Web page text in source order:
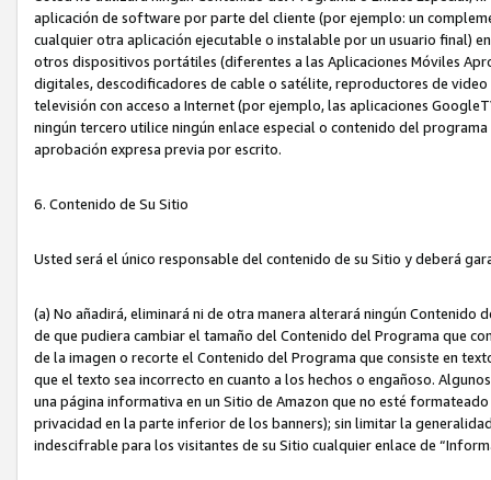
aplicación de software por parte del cliente (por ejemplo: un
cualquier otra aplicación ejecutable o instalable por un usuario final)
otros dispositivos portátiles (diferentes a las Aplicaciones Móviles
digitales, descodificadores de cable o satélite, reproductores de
televisión con acceso a Internet (por ejemplo, las aplicaciones
ningún tercero utilice ningún enlace especial o contenido del
aprobación expresa previa por escrito.
6. Contenido de Su Sitio
Usted será el único responsable del contenido de su Sitio y deberá
(a) No añadirá, eliminará ni de otra manera alterará ningún
de que pudiera cambiar el tamaño del Contenido del Programa que
de la imagen o recorte el Contenido del Programa que consiste en
que el texto sea incorrecto en cuanto a los hechos o engañoso.
una página informativa en un Sitio de Amazon que no esté
privacidad en la parte inferior de los banners); sin limitar la
indescifrable para los visitantes de su Sitio cualquier enlace de